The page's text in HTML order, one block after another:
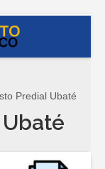
Predial Ubaté